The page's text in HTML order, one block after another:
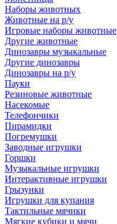
Наборы животных
Животные на р/у
Игровые наборы животные
Другие животные
Динозавры музыкальные
Другие динозавры
Динозавры на р/у
Пауки
Резиновые животные
Насекомые
Телефончики
Пирамидки
Погремушки
Заводные игрушки
Горшки
Музыкальные игрушки
Интерактивные игрушки
Грызунки
Игрушки для купания
Тактильные мячики
Мягкие кубики и мячи